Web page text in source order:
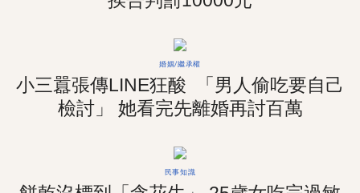
婚姻/繼承權
小三囂張傳LINE狂酸 「男人偷吃要自己
檢討」 她看完先離婚再討百萬
民事知識